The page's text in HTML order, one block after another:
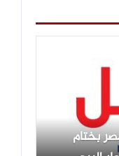
بختام